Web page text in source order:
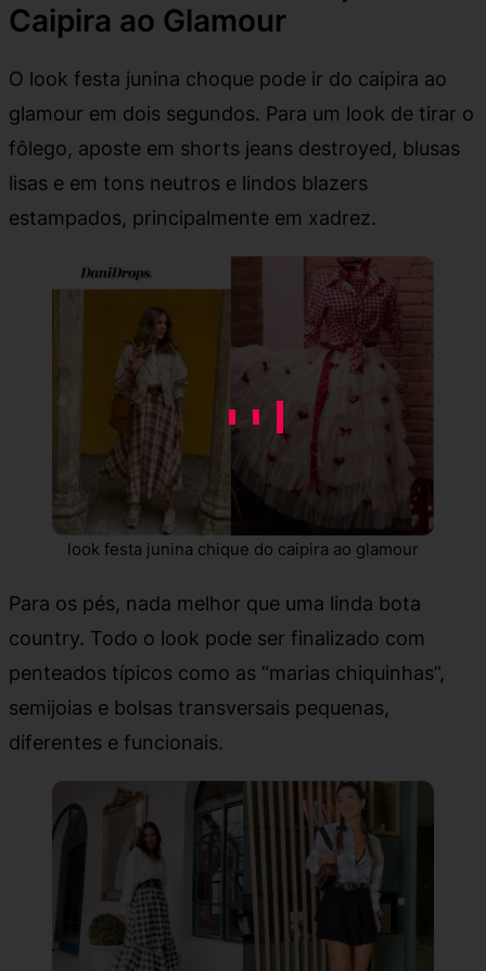
Caipira ao Glamour
O look festa junina choque pode ir do caipira ao
glamour em dois segundos. Para um look de tirar o
fôlego, aposte em shorts jeans destroyed, blusas
lisas e em tons neutros e lindos blazers
estampados, principalmente em xadrez.
look festa junina chique do caipira ao glamour
Para os pés, nada melhor que uma linda bota
country. Todo o look pode ser finalizado com
penteados típicos como as “marias chiquinhas”,
semijoias e bolsas transversais pequenas,
diferentes e funcionais.